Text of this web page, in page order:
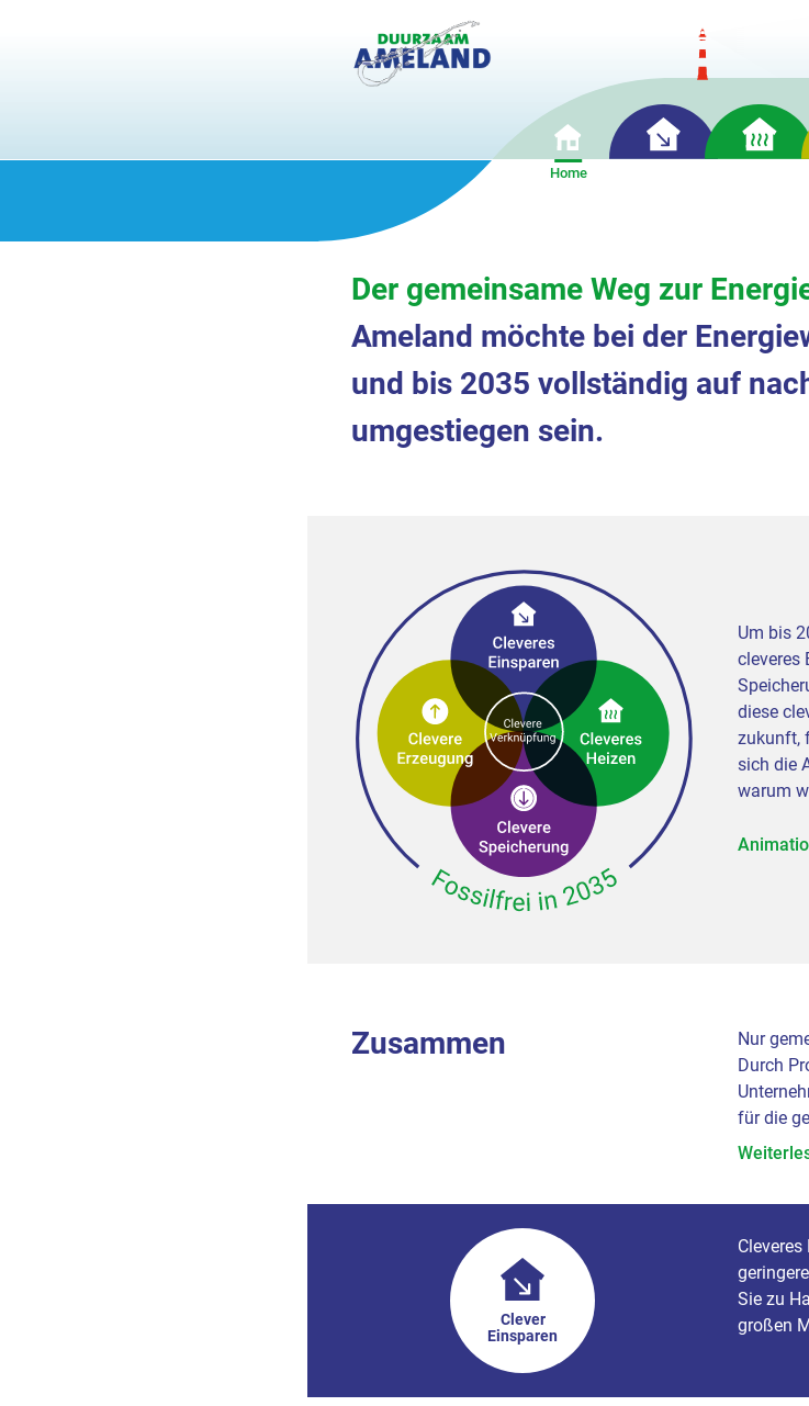
Home
Der gemeinsame Weg zur
Ameland möchte bei der
und bis 2035 vollständig auf
umgestiegen sein.
Um bis
cleveres
diese
zukunft,
sich die
warum
Zusammen
Nur
Durch
für die
Clever
Einsparen
Sie zu
großen